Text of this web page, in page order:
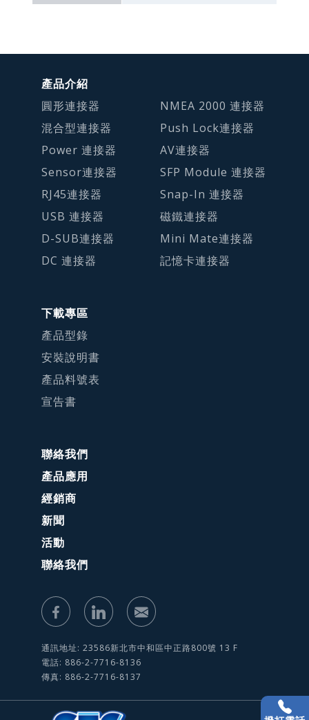
產品介紹
圓形連接器
混合型連接器
Power 連接器
Sensor連接器
RJ45連接器
USB 連接器
D-SUB連接器
DC 連接器
NMEA 2000 連接器
Push Lock連接器
AV連接器
SFP Module 連接器
Snap-In 連接器
磁鐵連接器
Mini Mate連接器
記憶卡連接器
下載專區
產品型錄
安裝說明書
產品料號表
宣告書
聯絡我們
產品應用
經銷商
新聞
活動
聯絡我們
通訊地址: 23586新北市中和區中正路800號 13 F
電話: 886-2-7716-8136
傳真: 886-2-7716-8137